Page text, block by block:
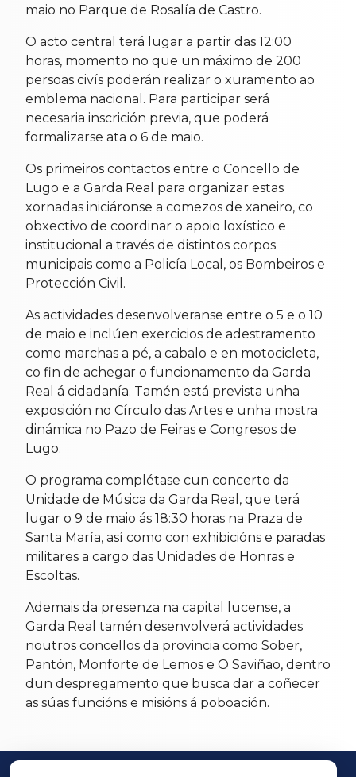
maio no Parque de Rosalía de Castro.
O acto central terá lugar a partir das 12:00
horas, momento no que un máximo de 200
persoas civís poderán realizar o xuramento ao
emblema nacional. Para participar será
necesaria inscrición previa, que poderá
formalizarse ata o 6 de maio.
Os primeiros contactos entre o Concello de
Lugo e a Garda Real para organizar estas
xornadas iniciáronse a comezos de xaneiro, co
obxectivo de coordinar o apoio loxístico e
institucional a través de distintos corpos
municipais como a Policía Local, os Bombeiros e
Protección Civil.
As actividades desenvolveranse entre o 5 e o 10
de maio e inclúen exercicios de adestramento
como marchas a pé, a cabalo e en motocicleta,
co fin de achegar o funcionamento da Garda
Real á cidadanía. Tamén está prevista unha
exposición no Círculo das Artes e unha mostra
dinámica no Pazo de Feiras e Congresos de
Lugo.
O programa complétase cun concerto da
Unidade de Música da Garda Real, que terá
lugar o 9 de maio ás 18:30 horas na Praza de
Santa María, así como con exhibicións e paradas
militares a cargo das Unidades de Honras e
Escoltas.
Ademais da presenza na capital lucense, a
Garda Real tamén desenvolverá actividades
noutros concellos da provincia como Sober,
Pantón, Monforte de Lemos e O Saviñao, dentro
dun despregamento que busca dar a coñecer
as súas funcións e misións á poboación.